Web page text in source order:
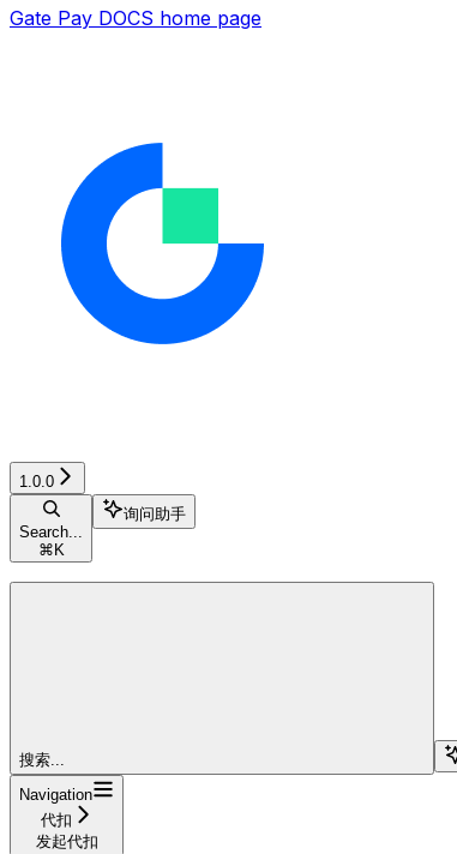
Gate Pay DOCS home page
1.0.0
Search...
⌘ K
询问助手
搜索...
Navigation
代扣
发起代扣